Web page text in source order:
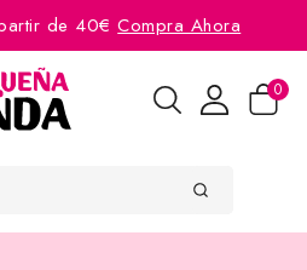
partir de 40€Compra Ahora
0